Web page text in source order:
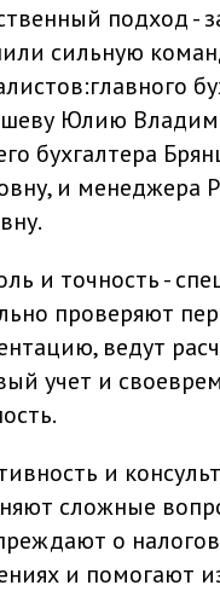
подход -
сильную
Юлию
бухгалтера
и менеджера
и точность -
проверяют
ведут
учет и
и
сложные
о
и помогают